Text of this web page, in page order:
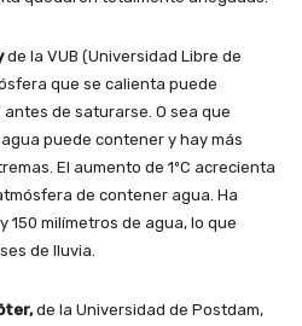
de la VUB (Universidad Libre de
que se calienta puede
de saturarse. O sea que
puede contener y hay más
El aumento de 1ºC acrecienta
de contener agua. Ha
150 milímetros de agua, lo que
de lluvia.
de la Universidad de Postdam,